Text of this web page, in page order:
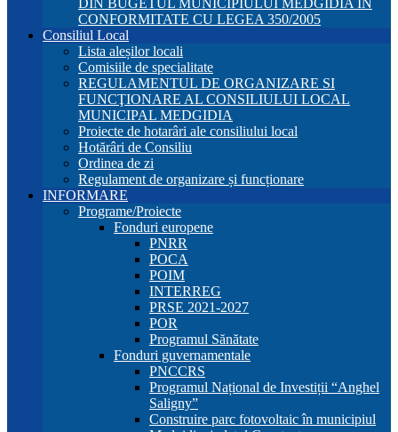
DIN BUGETUL MUNICIPIULUI MEDGIDIA ÎN
CONFORMITATE CU LEGEA 350/2005
Consiliul Local
Lista aleșilor locali
Comisiile de specialitate
REGULAMENTUL DE ORGANIZARE SI
FUNCŢIONARE AL CONSILIULUI LOCAL
MUNICIPAL MEDGIDIA
Proiecte de hotarâri ale consiliului local
Hotărâri de Consiliu
Ordinea de zi
Regulament de organizare și funcționare
INFORMARE
Programe/Proiecte
Fonduri europene
PNRR
POCA
POIM
INTERREG
PRSE 2021-2027
POR
Programul Sănătate
Fonduri guvernamentale
PNCCRS
Programul Național de Investiții “Anghel
Saligny”
Construire parc fotovoltaic în municipiul